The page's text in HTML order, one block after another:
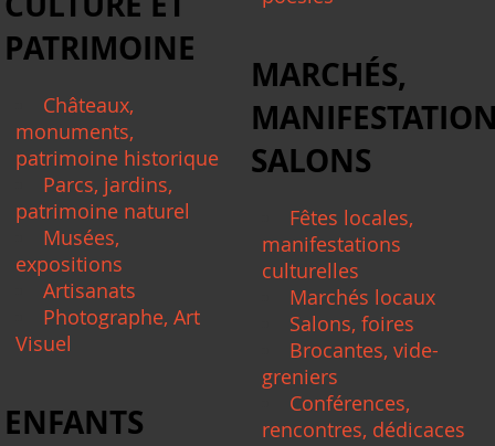
PATRIMOINE
Châteaux,
monuments,
patrimoine historique
Parcs, jardins,
patrimoine naturel
Musées,
expositions
Artisanats
Photographe, Art
Visuel
MARCHÉS,
SALONS
Fêtes locales,
manifestations
culturelles
Marchés locaux
Salons, foires
Brocantes, vide-
greniers
Conférences,
rencontres, dédicaces
ENFANTS